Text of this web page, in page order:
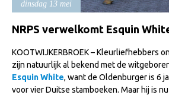
Import registratie
Veulenregistratie
I&R Registratie
Informatie overschrijven paspoort
Formulier overschrijven op naam
dinsdag 13 mei
NRPS verwelkomt Esquin
KOOTWIJKERBROEK – Kleurliefhebbers
zijn natuurlijk al bekend met de
Esquin White, want de Oldenburger is 6
voor vier Duitse stamboeken. Maar hij is